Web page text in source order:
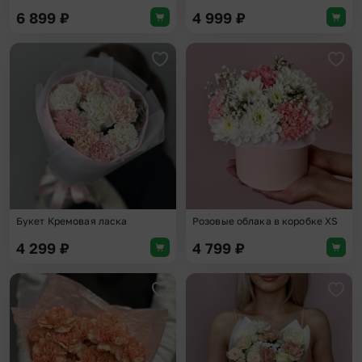
6 899 ₽ 4 999 ₽
Добавить в избранное
Букет Кремовая ласка
4 299 ₽
Розовые облака в коробке XS
4 799 ₽
Добавить в избранное